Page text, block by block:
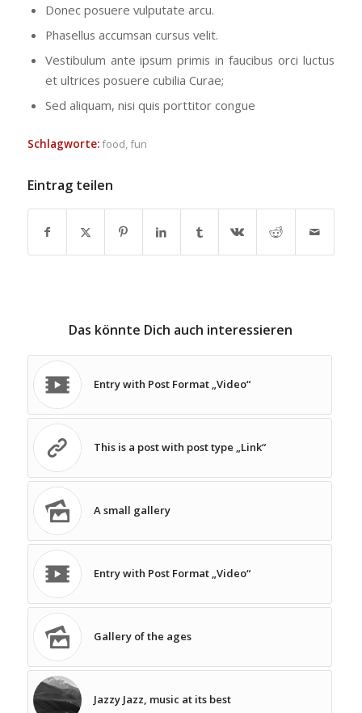
Donec posuere vulputate arcu.
Phasellus accumsan cursus velit.
Vestibulum ante ipsum primis in faucibus orci luctus
et ultrices posuere cubilia Curae;
Sed aliquam, nisi quis porttitor congue
Schlagworte:food fun
Eintrag teilen
Das könnte Dich auch interessieren
Entry with Post Format „Video“
This is a post with post type „Link“
A small gallery
Entry with Post Format „Video“
Gallery of the ages
Jazzy Jazz, music at its best